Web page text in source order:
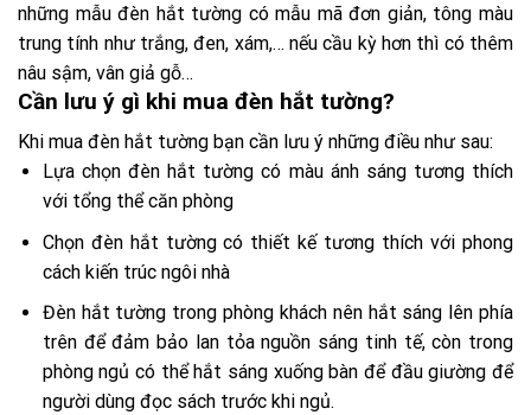
những mẫu đèn hắt tường có mẫu mã đơn giản, tông màu
trung tính như trắng, đen, xám,… nếu cầu kỳ hơn thì có thêm
nâu sậm, vân giả gỗ…
Cần lưu ý gì khi mua đèn hắt tường?
Khi mua đèn hắt tường bạn cần lưu ý những điều như sau:
Lựa chọn đèn hắt tường có màu ánh sáng tương thích
với tổng thể căn phòng
Chọn đèn hắt tường có thiết kế tương thích với phong
cách kiến trúc ngôi nhà
Đèn hắt tường trong phòng khách nên hắt sáng lên phía
trên để đảm bảo lan tỏa nguồn sáng tinh tế, còn trong
phòng ngủ có thể hắt sáng xuống bàn để đầu giường để
người dùng đọc sách trước khi ngủ.